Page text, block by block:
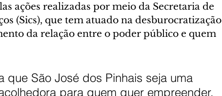
ações realizadas por meio da Secretaria de
(Sics), que tem atuado na desburocratização
da relação entre o poder público e quem
que São José dos Pinhais seja uma
para quem quer empreender.